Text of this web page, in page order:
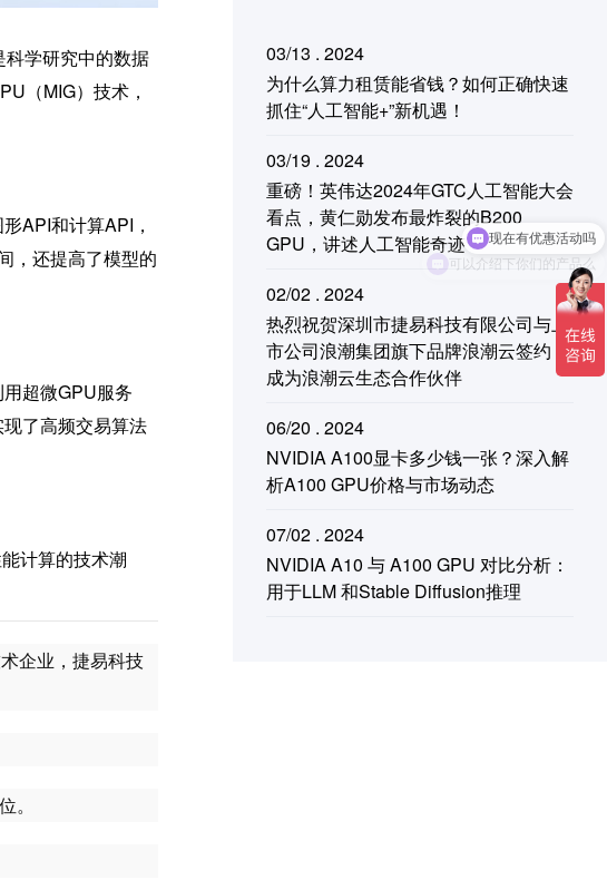
学研究中的数据
（MIG）技术，
API和计算API，
，还提高了模型的
超微GPU服务
了高频交易算法
计算的技术潮
企业，捷易科技
。
03/13 . 2024
为什么算力租赁能省钱？如何正确快速
抓住“人工智能+”新机遇！
03/19 . 2024
重磅！英伟达2024年GTC人工智能大会
看点，黄仁勋发布最炸裂的B200
GPU，讲述人工智能奇迹
02/02 . 2024
热烈祝贺深圳市捷易科技有限公司与上
市公司浪潮集团旗下品牌浪潮云签约，
成为浪潮云生态合作伙伴
06/20 . 2024
NVIDIA A100显卡多少钱一张？深入解
析A100 GPU价格与市场动态
07/02 . 2024
NVIDIA A10 与 A100 GPU 对比分析：
用于LLM 和Stable Diffusion推理
可以介绍下你们的产品么